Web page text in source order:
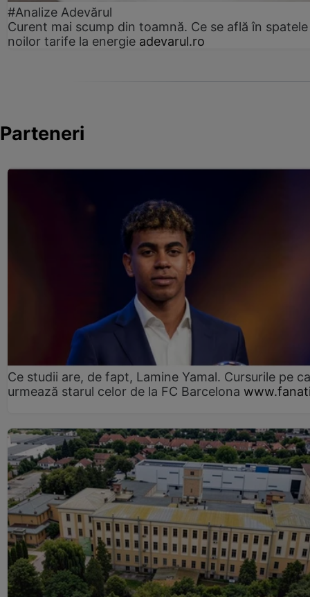
#Analize Adevărul
Curent mai scump din toamnă. Ce se află în spatele
noilor tarife la energie adevarul.ro
Parteneri
Ce studii are, de fapt, Lamine Yamal. Cursurile pe
urmează starul celor de la FC Barcelona